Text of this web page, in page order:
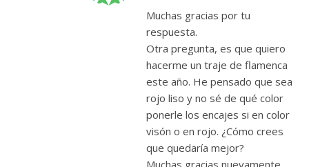
Muchas gracias por tu
respuesta.
Otra pregunta, es que quiero
hacerme un traje de flamenca
este año. He pensado que sea
rojo liso y no sé de qué color
ponerle los encajes si en color
visón o en rojo. ¿Cómo crees
que quedaría mejor?
Muchas gracias nuevamente.